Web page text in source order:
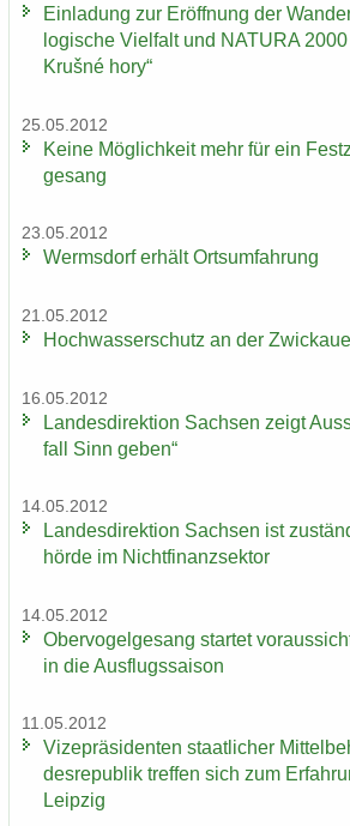
Ein­la­dung zur Er­öff­nung der
lo­gi­sche Viel­falt und NA­TU­RA
Krušné hory“
25.05.2012
Keine Mög­lich­keit mehr für ein
ge­sang
23.05.2012
Werms­dorf er­hält Orts­um­fah­rung
21.05.2012
Hoch­was­ser­schutz an der
16.05.2012
Lan­des­di­rek­ti­on Sach­sen zeigt
fall Sinn geben“
14.05.2012
Lan­des­di­rek­ti­on Sach­sen ist
hör­de im Nicht­fi­nanz­sek­tor
14.05.2012
Ober­vo­gel­ge­sang star­tet
in die Aus­flugs­sai­son
11.05.2012
Vi­ze­prä­si­den­ten staat­li­cher
des­re­pu­blik tref­fen sich zum
Leip­zig